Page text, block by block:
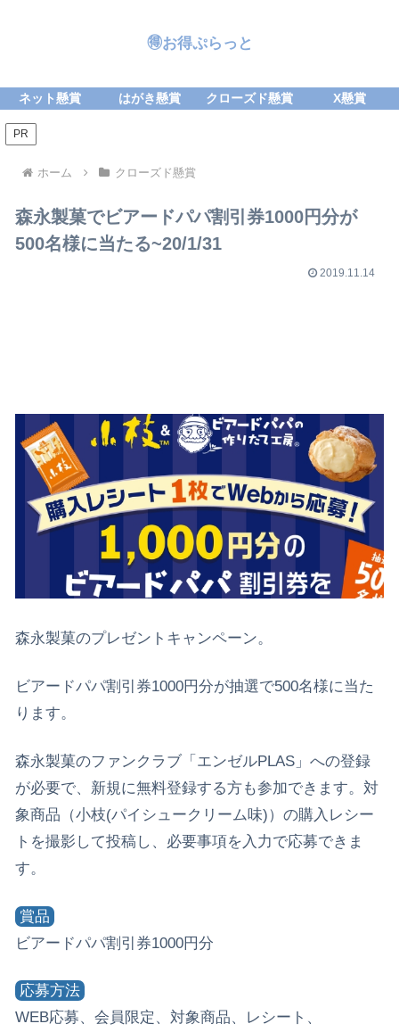
🉐お得ぷらっと
ネット懸賞 はがき懸賞 クローズド懸賞 X懸賞
PR
ホーム クローズド懸賞
森永製菓でビアードパパ割引券1000円分が
500名様に当たる~20/1/31
2019.11.14
森永製菓のプレゼントキャンペーン。
ビアードパパ割引券1000円分が抽選で500名様に当た
ります。
森永製菓のファンクラブ「エンゼルPLAS」への登録
が必要で、新規に無料登録する方も参加できます。対
象商品（小枝(パイシュークリーム味)）の購入レシー
トを撮影して投稿し、必要事項を入力で応募できま
す。
賞品
ビアードパパ割引券1000円分
応募方法
WEB応募、会員限定、対象商品、レシート、